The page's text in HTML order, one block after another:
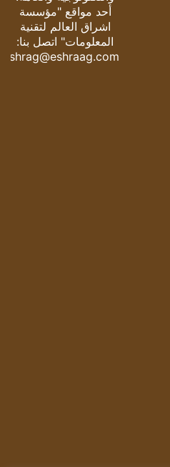
أحد مواقع "مؤسسة
اشراق العالم لتقنية
المعلومات" اتصل بنا:
eshrag@eshraag.com